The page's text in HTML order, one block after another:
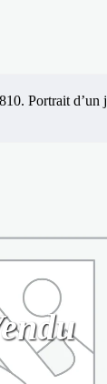
Portrait d’un